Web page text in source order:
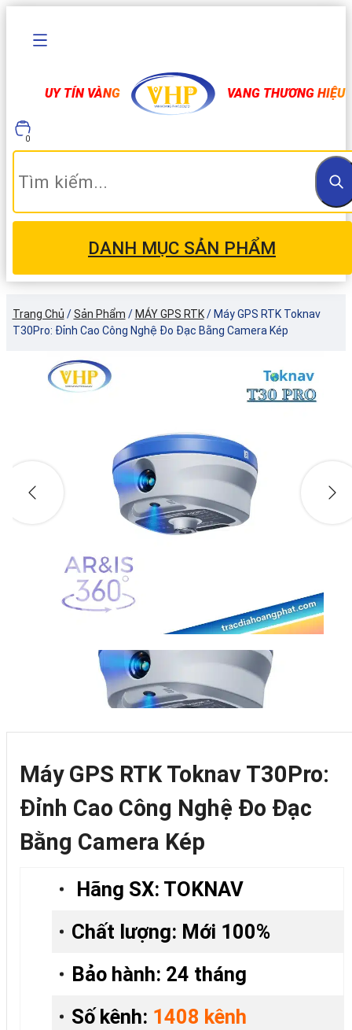
UY TÍN VÀNG VANG THƯƠNG HIỆU
0
DANH MỤC SẢN PHẨM
Trang Chủ / Sản Phẩm / MÁY GPS RTK / Máy GPS RTK Toknav
T30Pro: Đỉnh Cao Công Nghệ Đo Đạc Bằng Camera Kép
Máy GPS RTK Toknav T30Pro:
Đỉnh Cao Công Nghệ Đo Đạc
Bằng Camera Kép
Hãng SX: TOKNAV
Chất lượng: Mới 100%
Bảo hành: 24 tháng
Số kênh: 1408 kênh